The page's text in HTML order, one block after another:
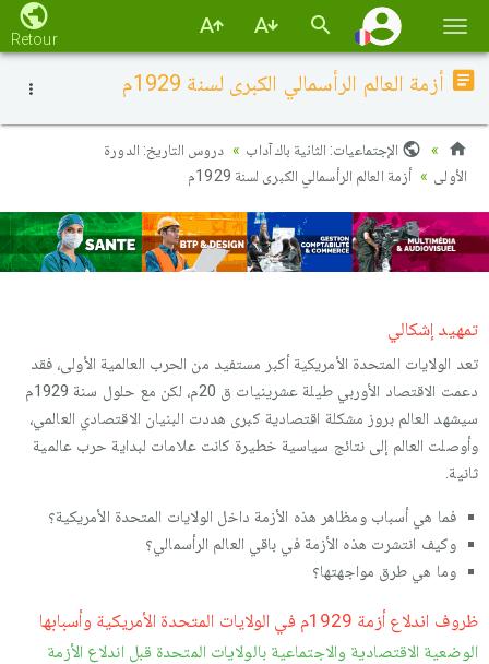
la
Retour
أزمة العالم الرأسمالي الكبرى لسنة 1929م
الإجتماعيات: الثانية باك آداب
دروس التاريخ: الدورة
الأولى
أزمة العالم الرأسمالي الكبرى لسنة 1929م
تمهيد إشكالي
تعد الولايات المتحدة الأمريكية أكبر مستفيد من الحرب العالمية الأولى، فقد
دعمت الاقتصاد الأوربي طيلة عشرينيات ق 20م، لكن مع حلول سنة 1929م
سيشهد العالم بروز مشكلة اقتصادية كبرى هددت البنيان الاقتصادي العالمي،
وأوصلت العالم إلى نتائج سياسية خطيرة كانت علامات لبداية حرب عالمية
ثانية.
فما هي أسباب ومظاهر هذه الأزمة داخل الولایات المتحدة الأمریكیة؟
وكیف انتشرت هذه الأزمة في باقي العالم الرأسمالي؟
وما هي طرق مواجهتها؟
ظروف اندلاع أزمة 1929م في الولايات المتحدة الأمريكية وأسبابها
الوضعية الاقتصادية والاجتماعية بالولايات المتحدة قبل اندلاع الأزمة